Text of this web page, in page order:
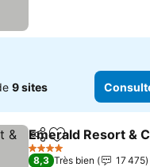
9 sites
PartagerAjouter à mes
Emerald Resort &
4 Étoiles
8,3 Très bien
17 475